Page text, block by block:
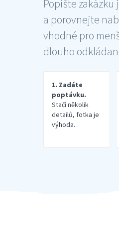
Popište
a porovnejte
vhodné pro
dlouho
1. Zadáte
poptávku.
Stačí několik
detailů, fotka je
výhoda.